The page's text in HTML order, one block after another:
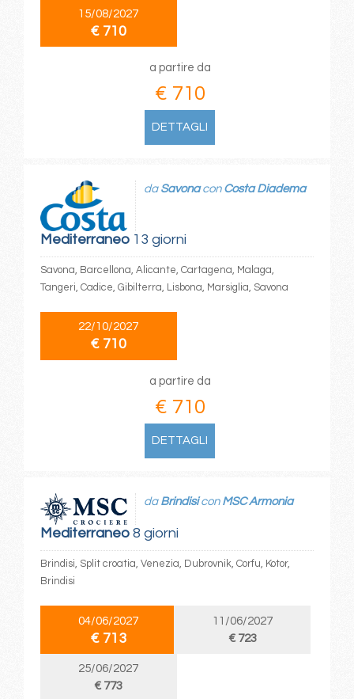
15/08/2027
€ 710
a partire da
€ 710
DETTAGLI
Mediterraneo13 giorni
da Savonacon Costa Diadema
Savona, Barcellona, Alicante, Cartagena, Malaga,
Tangeri, Cadice, Gibilterra, Lisbona, Marsiglia, Savona
22/10/2027
€ 710
a partire da
€ 710
DETTAGLI
Mediterraneo8 giorni
da Brindisicon MSC Armonia
Brindisi, Split croatia, Venezia, Dubrovnik, Corfu, Kotor,
Brindisi
04/06/2027
€ 713
11/06/2027
€ 723
25/06/2027
€ 773